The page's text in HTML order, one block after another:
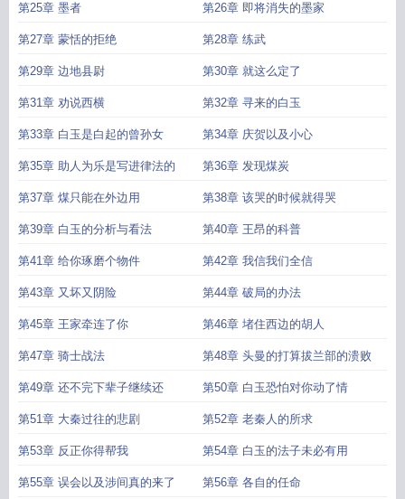
第25章 墨者 第26章 即将消失的墨家
第27章 蒙恬的拒绝 第28章 练武
第29章 边地县尉 第30章 就这么定了
第31章 劝说西横 第32章 寻来的白玉
第33章 白玉是白起的曾孙女 第34章 庆贺以及小心
第35章 助人为乐是写进律法的 第36章 发现煤炭
第37章 煤只能在外边用 第38章 该哭的时候就得哭
第39章 白玉的分析与看法 第40章 王昂的科普
第41章 给你琢磨个物件 第42章 我信我们全信
第43章 又坏又阴险 第44章 破局的办法
第45章 王家牵连了你 第46章 堵住西边的胡人
第47章 骑士战法 第48章 头曼的打算拔兰部的溃败
第49章 还不完下辈子继续还 第50章 白玉恐怕对你动了情
第51章 大秦过往的悲剧 第52章 老秦人的所求
第53章 反正你得帮我 第54章 白玉的法子未必有用
第55章 误会以及涉间真的来了 第56章 各自的任命